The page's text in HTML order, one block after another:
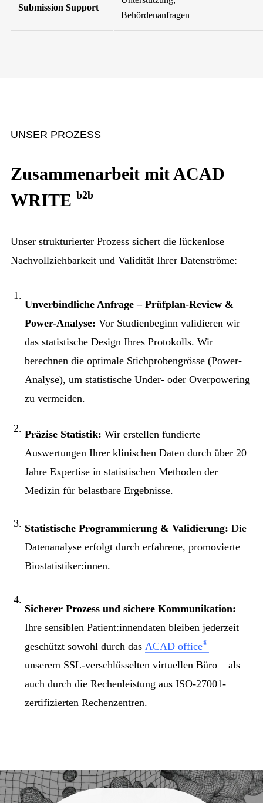
Submission Support
Behördenanfragen
UNSER PROZESS
Zusammenarbeit mit ACAD
WRITE b2b
Unser strukturierter Prozess sichert die lückenlose
Nachvollziehbarkeit und Validität Ihrer Datenströme:
Unverbindliche Anfrage – Prüfplan-Review &
Power-Analyse: Vor Studienbeginn validieren wir
das statistische Design Ihres Protokolls. Wir
berechnen die optimale Stichprobengrösse (Power-
Analyse), um statistische Under- oder Overpowering
zu vermeiden.
Präzise Statistik: Wir erstellen fundierte
Auswertungen Ihrer klinischen Daten durch über 20
Jahre Expertise in statistischen Methoden der
Medizin für belastbare Ergebnisse.
Statistische Programmierung & Validierung: Die
Datenanalyse erfolgt durch erfahrene, promovierte
Biostatistiker:innen.
Sicherer Prozess und sichere Kommunikation:
Ihre sensiblen Patient:innendaten bleiben jederzeit
geschützt sowohl durch dasACAD office® –
unserem SSL-verschlüsselten virtuellen Büro – als
auch durch die Rechenleistung aus ISO-27001-
zertifizierten Rechenzentren.